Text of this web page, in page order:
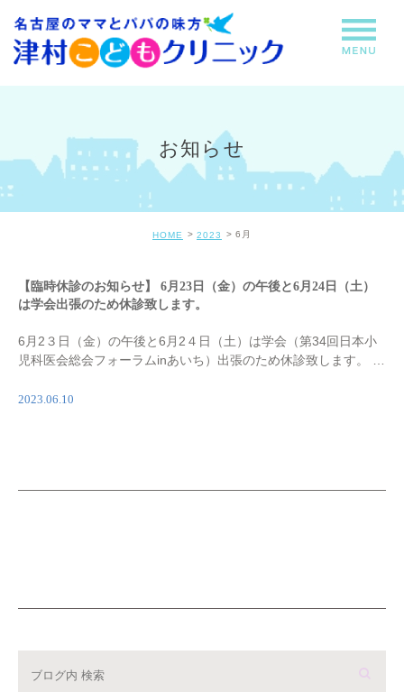
お知らせ
HOME 2023 6月
【臨時休診のお知らせ】 6月23日（金）の午後と6月24日（土）
は学会出張のため休診致します。
6月2３日（金）の午後と6月2４日（土）は学会（第34回日本小
児科医会総会フォーラムinあいち）出張のため休診致します。 ご
2023.06.10